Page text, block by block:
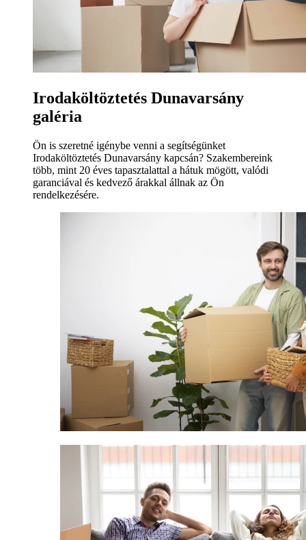
Irodaköltöztetés Dunavarsány
galéria
Ön is szeretné igénybe venni a segítségünket
Irodaköltöztetés Dunavarsány kapcsán? Szakembereink
több, mint 20 éves tapasztalattal a hátuk mögött, valódi
garanciával és kedvező árakkal állnak az Ön
rendelkezésére.